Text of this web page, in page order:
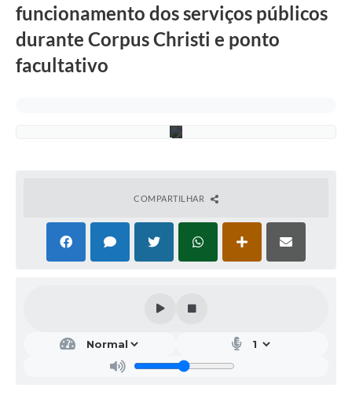
funcionamento dos serviços públicos
durante Corpus Christi e ponto
facultativo
o
A
COMPARTILHAR